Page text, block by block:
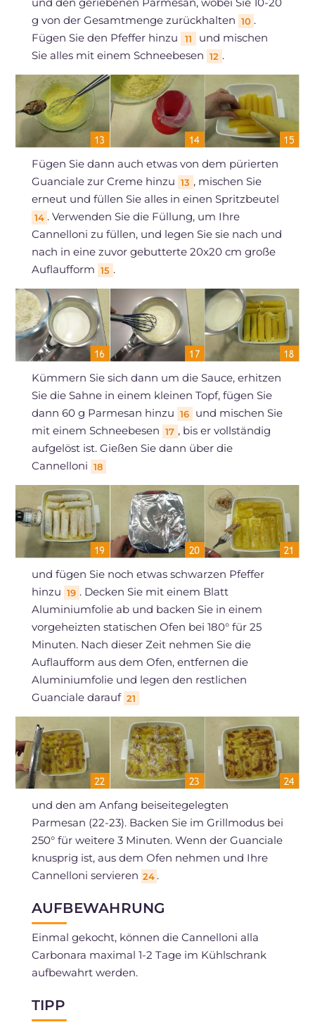
g von der Gesamtmenge zurückhalten 10 .
Fügen Sie den Pfeffer hinzu
11
und mischen
Sie alles mit einem Schneebesen 12 .
Fügen Sie dann auch etwas von dem pürierten
Guanciale zur Creme hinzu 13 , mischen Sie
erneut und füllen Sie alles in einen Spritzbeutel
14 . Verwenden Sie die Füllung, um Ihre
Cannelloni zu füllen, und legen Sie sie nach und
nach in eine zuvor gebutterte 20x20 cm große
Auflaufform 15 .
Kümmern Sie sich dann um die Sauce, erhitzen
Sie die Sahne in einem kleinen Topf, fügen Sie
dann 60 g Parmesan hinzu 16
und mischen Sie
mit einem Schneebesen 17 , bis er vollständig
aufgelöst ist. Gießen Sie dann über die
Cannelloni 18
und fügen Sie noch etwas schwarzen Pfeffer
hinzu 19 . Decken Sie mit einem Blatt
Aluminiumfolie ab und backen Sie in einem
vorgeheizten statischen Ofen bei 180° für 25
Minuten. Nach dieser Zeit nehmen Sie die
Auflaufform aus dem Ofen, entfernen die
Aluminiumfolie und legen den restlichen
Guanciale darauf 21
und den am Anfang beiseitegelegten
Parmesan (22-23). Backen Sie im Grillmodus bei
250° für weitere 3 Minuten. Wenn der Guanciale
knusprig ist, aus dem Ofen nehmen und Ihre
Cannelloni servieren 24 .
AUFBEWAHRUNG
Einmal gekocht, können die Cannelloni alla
Carbonara maximal 1-2 Tage im Kühlschrank
aufbewahrt werden.
TIPP